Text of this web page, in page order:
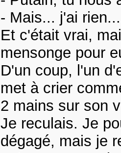
- Mais... j'ai rien...
Et c'était vrai,
mensonge pour
D'un coup, l'un
met à crier
2 mains sur son
Je reculais. Je
dégagé, mais je